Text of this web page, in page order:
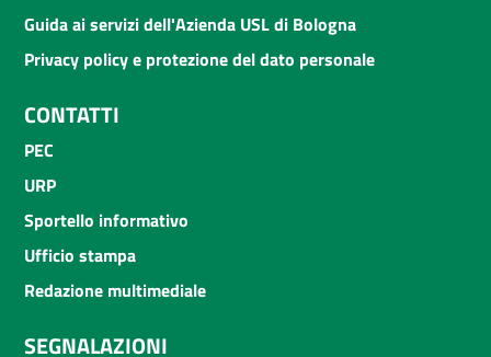
Guida ai servizi dell'Azienda USL di Bologna
Privacy policy e protezione del dato personale
CONTATTI
PEC
URP
Sportello informativo
Ufficio stampa
Redazione multimediale
SEGNALAZIONI